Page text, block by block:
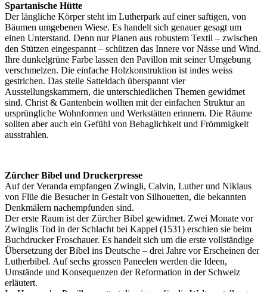
Spartanische Hütte
Der längliche Körper steht im Lutherpark auf einer saftigen, von
Bäumen umgebenen Wiese. Es handelt sich genauer gesagt um
einen Unterstand. Denn nur Planen aus robustem Textil – zwischen
den Stützen eingespannt – schützen das Innere vor Nässe und Wind.
Ihre dunkelgrüne Farbe lassen den Pavillon mit seiner Umgebung
verschmelzen. Die einfache Holzkonstruktion ist indes weiss
gestrichen. Das steile Satteldach überspannt vier
Ausstellungskammern, die unterschiedlichen Themen gewidmet
sind. Christ & Gantenbein wollten mit der einfachen Struktur an
ursprüngliche Wohnformen und Werkstätten erinnern. Die Räume
sollten aber auch ein Gefühl von Behaglichkeit und Frömmigkeit
ausstrahlen.
Zürcher Bibel und Druckerpresse
Auf der Veranda empfangen Zwingli, Calvin, Luther und Niklaus
von Flüe die Besucher in Gestalt von Silhouetten, die bekannten
Denkmälern nachempfunden sind.
Der erste Raum ist der Zürcher Bibel gewidmet. Zwei Monate vor
Zwinglis Tod in der Schlacht bei Kappel (1531) erschien sie beim
Buchdrucker Froschauer. Es handelt sich um die erste vollständige
Übersetzung der Bibel ins Deutsche – drei Jahre vor Erscheinen der
Lutherbibel. Auf sechs grossen Paneelen werden die Ideen,
Umstände und Konsequenzen der Reformation in der Schweiz
erläutert.